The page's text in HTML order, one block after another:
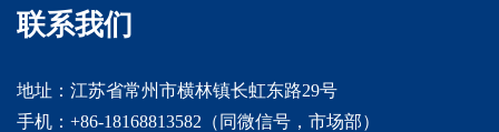
联系我们
地址：江苏省常州市横林镇长虹东路29号
手机：+86-18168813582（同微信号，市场部）